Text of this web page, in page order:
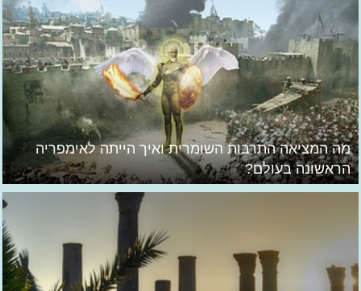
מה המציאה התרבות השומרית ואיך הייתה לאימפריה
הראשונה בעולם?